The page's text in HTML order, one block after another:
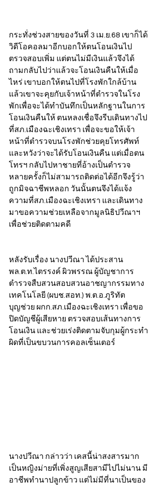
กระทั่งช่วงสายของวันที่ 3 เม.ย.68 เขาก็ได้
วิดีโอคอลมาอีกบอกให้ตนโอนเงินไป
ตรวจสอบเพิ่ม แต่ตนไม่มีเงินแล้วจึงได้
ถามกลับไปว่าแล้วจะโอนเงินคืนให้เมื่อ
ไหร่ เขาบอกให้ตนไปที่โรงพักใกล้บ้าน
แล้วเขาจะคุยกับเจ้าหน้าที่ตำรวจในโรง
พักเพื่อจะได้ทำบันทึกเป็นหลักฐานในการ
โอนเงินคืนให้ ตนหลงเชื่อจึงรีบเดินทางไป
ที่สภ.เมืองฉะเชิงเทรา เพื่อจะขอให้เจ้า
หน้าที่ตำรวจบนโรงพักช่วยคุยโทรศัพท์
และหวังว่าจะได้รับโอนเงินคืน แต่เมื่อตน
โทรฯ กลับไปหาชายที่อ้างเป็นตำรวจ
หลายครั้งก็ไม่สามารถติดต่อได้อีกจึงรู้ว่า
ถูกมิจฉาชีพหลอก วันนั้นตนจึงได้แจ้ง
ความที่สภ.เมืองฉะเชิงเทรา และเดินทาง
มาขอความช่วยเหลือจากมูลนิธิปวีณาฯ
เพื่อช่วยติดตามคดี
หลังรับเรื่อง นางปวีณา ได้ประสาน
พล.ต.ท.ไตรรงค์ ผิวพรรณ ผู้บัญชาการ
ตำรวจสืบสวนสอบสวนอาชญากรรมทาง
เทคโนโลยี (ผบช.สอท.) พ.ต.อ.ภูริทัต
บุญช่วย ผกก.สภ.เมืองฉะเชิงเทรา เพื่อขอ
ปิดบัญชีผู้เสียหาย ตรวจสอบเส้นทางการ
โอนเงิน และช่วยเร่งติดตามจับกุมผู้กระทำ
ผิดที่เป็นขบวนการคอลเซ็นเตอร์
นางปวีณา กล่าวว่า เคสนี้น่าสงสารมาก
เป็นหญิงม่ายที่เพิ่งสูญเสียสามีไปไม่นาน มี
อาชีพทำนาปลูกข้าว แต่ไม่มีที่นาเป็นของ